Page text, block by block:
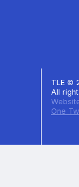
TLE ©
All
One